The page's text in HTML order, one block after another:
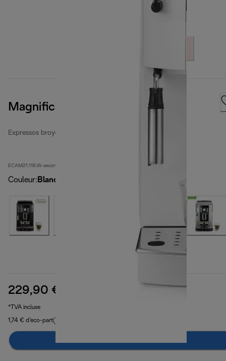
Magnifica S
Expressos broyeurs automatiques reconditionnés
ECAM21.118.W-second
Couleur: Blanc
229,90 €
*TVA incluse
1,74 € d’eco-part